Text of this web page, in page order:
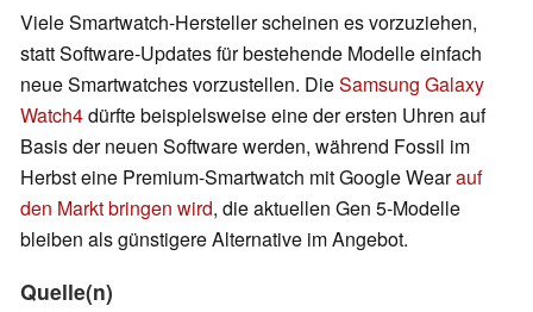
Viele Smartwatch-Hersteller scheinen es vorzuziehen,
statt Software-Updates für bestehende Modelle einfach
neue Smartwatches vorzustellen. DieSamsung Galaxy
Watch4dürfte beispielsweise eine der ersten Uhren auf
Basis der neuen Software werden, während Fossil im
Herbst eine Premium-Smartwatch mit Google Wearauf
den Markt bringen wird, die aktuellen Gen 5-Modelle
bleiben als günstigere Alternative im Angebot.
Quelle(n)